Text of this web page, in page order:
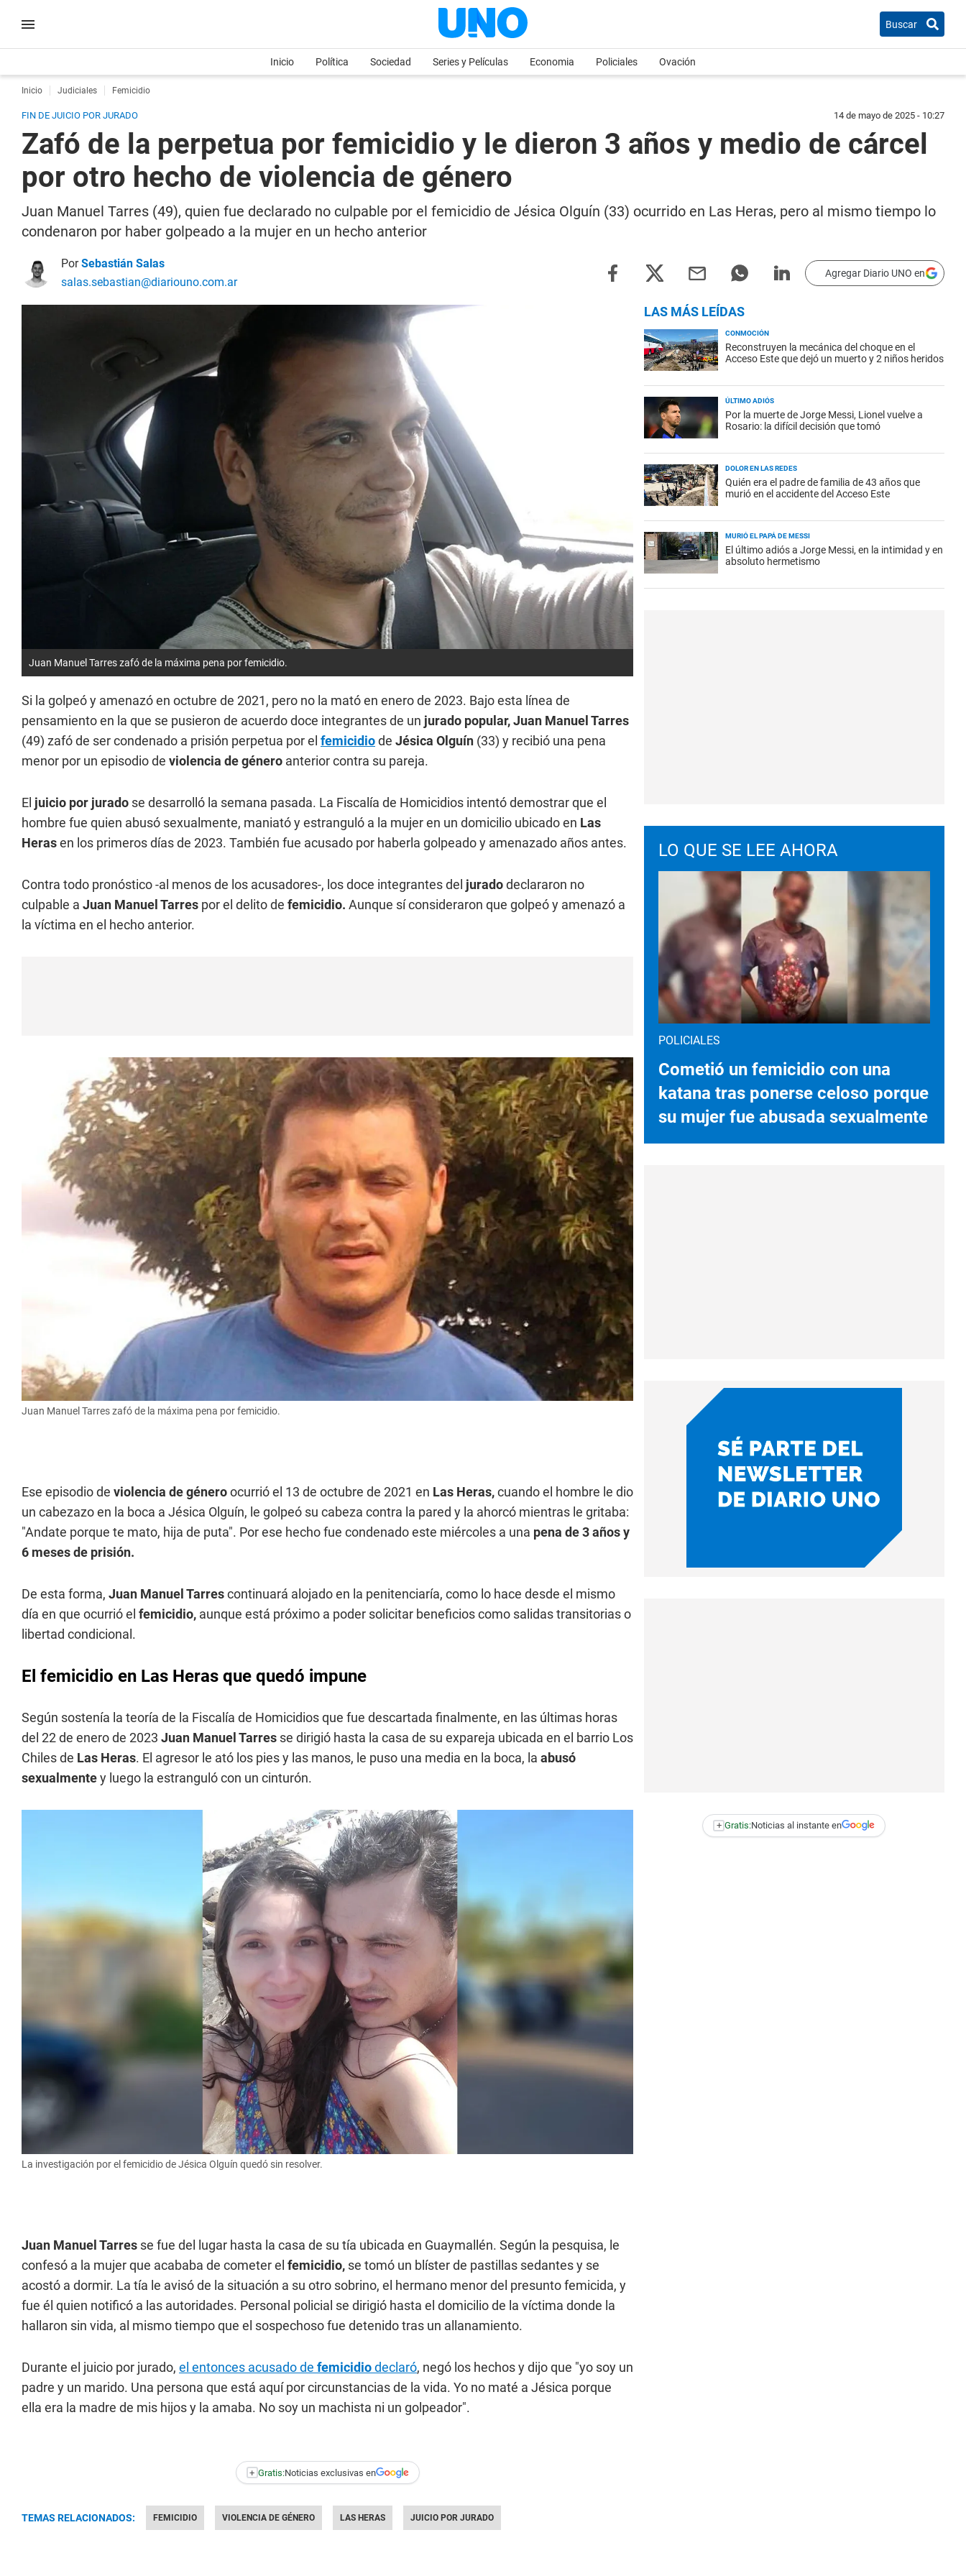
Buscar
Inicio Política Sociedad Series y Películas Economia Policiales Ovación
Inicio Judiciales Femicidio
FIN DE JUICIO POR JURADO 14 de mayo de 2025 - 10:27
Zafó de la perpetua por femicidio y le dieron 3 años y medio de cárcel
por otro hecho de violencia de género
Juan Manuel Tarres (49), quien fue declarado no culpable por el femicidio de Jésica Olguín (33) ocurrido en Las Heras, pero al mismo tiempo lo
condenaron por haber golpeado a la mujer en un hecho anterior
PorSebastián Salas
salas.sebastian@diariouno.com.ar
Agregar Diario UNO en
Juan Manuel Tarres zafó de la máxima pena por femicidio.
Si la golpeó y amenazó en octubre de 2021, pero no la mató en enero de 2023. Bajo esta línea de
pensamiento en la que se pusieron de acuerdo doce integrantes de un jurado popular, Juan Manuel Tarres
(49) zafó de ser condenado a prisión perpetua por el femicidiode Jésica Olguín (33) y recibió una pena
menor por un episodio de violencia de género anterior contra su pareja.
El juicio por jurado se desarrolló la semana pasada. La Fiscalía de Homicidios intentó demostrar que el
hombre fue quien abusó sexualmente, maniató y estranguló a la mujer en un domicilio ubicado en Las
Herasen los primeros días de 2023. También fue acusado por haberla golpeado y amenazado años antes.
Contra todo pronóstico -al menos de los acusadores-, los doce integrantes del juradodeclararon no
culpable a Juan Manuel Tarres por el delito de femicidio. Aunque sí consideraron que golpeó y amenazó a
la víctima en el hecho anterior.
Juan Manuel Tarres zafó de la máxima pena por femicidio.
Ese episodio de violencia de géneroocurrió el 13 de octubre de 2021 en Las Heras,cuando el hombre le dio
un cabezazo en la boca a Jésica Olguín, le golpeó su cabeza contra la pared y la ahorcó mientras le gritaba:
"Andate porque te mato, hija de puta". Por ese hecho fue condenado este miércoles a una pena de 3 años y
6 meses de prisión.
De esta forma, Juan Manuel Tarrescontinuará alojado en la penitenciaría, como lo hace desde el mismo
día en que ocurrió el femicidio, aunque está próximo a poder solicitar beneficios como salidas transitorias o
libertad condicional.
El femicidio en Las Heras que quedó impune
Según sostenía la teoría de la Fiscalía de Homicidios que fue descartada finalmente, en las últimas horas
del 22 de enero de 2023 Juan Manuel Tarres se dirigió hasta la casa de su expareja ubicada en el barrio Los
Chiles de Las Heras. El agresor le ató los pies y las manos, le puso una media en la boca, la abusó
sexualmentey luego la estranguló con un cinturón.
La investigación por el femicidio de Jésica Olguín quedó sin resolver.
Juan Manuel Tarres se fue del lugar hasta la casa de su tía ubicada en Guaymallén. Según la pesquisa, le
confesó a la mujer que acababa de cometer el femicidio, se tomó un blíster de pastillas sedantes y se
acostó a dormir. La tía le avisó de la situación a su otro sobrino, el hermano menor del presunto femicida, y
fue él quien notificó a las autoridades. Personal policial se dirigió hasta el domicilio de la víctima donde la
hallaron sin vida, al mismo tiempo que el sospechoso fue detenido tras un allanamiento.
Durante el juicio por jurado, el entonces acusado de femicidiodeclaró, negó los hechos y dijo que "yo soy un
padre y un marido. Una persona que está aquí por circunstancias de la vida. Yo no maté a Jésica porque
ella era la madre de mis hijos y la amaba. No soy un machista ni un golpeador".
+ Gratis:Noticias exclusivas en
TEMAS RELACIONADOS: FEMICIDIO VIOLENCIA DE GÉNERO LAS HERAS JUICIO POR JURADO
LAS MÁS LEÍDAS
CONMOCIÓN
Reconstruyen la mecánica del choque en el
Acceso Este que dejó un muerto y 2 niños heridos
ÚLTIMO ADIÓS
Por la muerte de Jorge Messi, Lionel vuelve a
Rosario: la difícil decisión que tomó
DOLOR EN LAS REDES
Quién era el padre de familia de 43 años que
murió en el accidente del Acceso Este
MURIÓ EL PAPÁ DE MESSI
El último adiós a Jorge Messi, en la intimidad y en
absoluto hermetismo
LO QUE SE LEE AHORA
POLICIALES
Cometió un femicidio con una
katana tras ponerse celoso porque
su mujer fue abusada sexualmente
+ Gratis:Noticias al instante en